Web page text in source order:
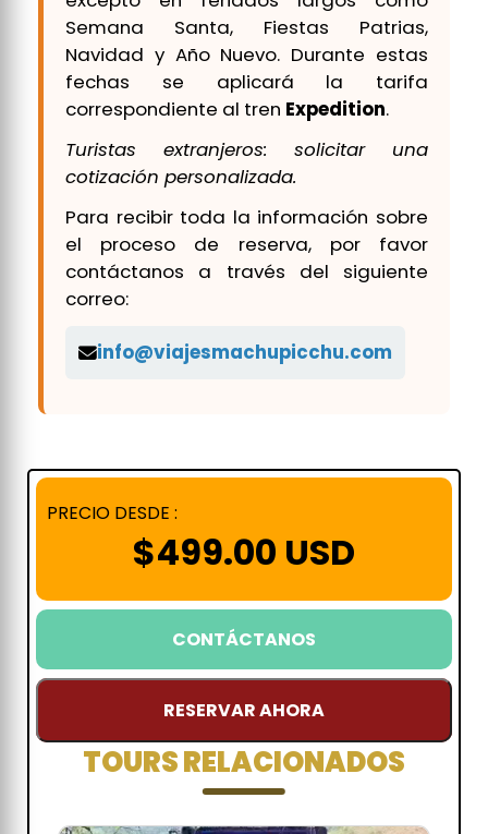
Semana Santa, Fiestas Patrias,
Navidad y Año Nuevo. Durante estas
fechas se aplicará la tarifa
correspondiente al tren Expedition.
Turistas extranjeros: solicitar una
cotización personalizada.
Para recibir toda la información sobre
el proceso de reserva, por favor
contáctanos a través del siguiente
correo:
info@viajesmachupicchu.com
PRECIO DESDE :
$499.00 USD
CONTÁCTANOS
RESERVAR AHORA
TOURS RELACIONADOS